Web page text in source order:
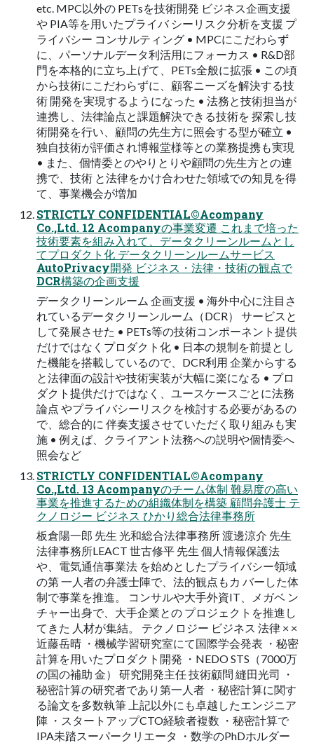
etc. MPC以外の PETsを技術開発 ビジネス企画⽀援
や PIA等を⽤いたプライバ シーリスク分析を⽀援 プ
ライバシー コンサルティング • MPCにこだわらず
に、パーソナルデータ利活⽤にフォーカス • R&D部
⾨を本格的に⽴ち上げて、PETs全般に拡張 • この頃
から技術にこだわらずに、顧客ニーズを解決する技
術 開発を実現するようになった • 法務と技術担当が
連携し、法律論点と課題解決できる技術を 探索し技
術開発を⾏い、顧問の先⽣⽅に照会する型が確⽴ •
独⾃技術が評価され博報堂様等との業務提携も実現
• また、個情委とのやりとりや顧問の先⽣⽅との連
携で、技術 と法律をかけ合わせた領域での知⾒を得
て、事業機会が増加
STRICTLY CONFIDENTIAL©Acompany
Co.,Ltd. 12 Acompanyの事業変遷 これまで培った
技術要素を組み⼊れて、データクリーンルームとし
てプロダクト化 データクリーンルームサービス
AutoPrivacy開発 ビジネス・法律・技術の観点で
DCR構築の企画⽀援
データクリーンルーム 企画⽀援 • 海外中⼼に注⽬さ
れているデータクリーンルーム（DCR） サービスと
して発展させた • PETs等の技術コンポーネント提供
だけではなくプロダクト化 • ⽇本の規制を前提とし
た機能を搭載しているので、DCR利⽤ 企業からする
と法律⾯の設計や技術実装が⼤幅に楽になる • プロ
ダクト提供だけではなく、ユースケースごとに法務
論点 やプライバシーリスクを検討する必要があるの
で、総合的に 伴奏⽀援させていただく取り組みも実
施 • 例えば、クライアント法務への説明や個情委へ
照会など
STRICTLY CONFIDENTIAL©Acompany
Co.,Ltd. 13 Acompanyのチーム体制 難易度の⾼い
事業を推進するための組織体制を構築 顧問弁護⼠ テ
クノロジー ビジネス ひかり総合法律事務所
板倉陽⼀郎 先⽣ 光和総合法律事務所 渡邊涼介 先⽣
法律事務所LEACT 世古修平 先⽣ 個⼈情報保護法
や、電気通信事業法 を始めとしたプライバシー領域
の第 ⼀⼈者の弁護⼠陣で、法的観点もカ バーした体
制で事業を推進。 コンサルや⼤⼿外資IT、メガベ ン
チャー出⾝で、⼤⼿企業との プロジェクトを推進し
てきた ⼈材が集結。 テクノロジー ビジネス 法律 × ×
近藤岳晴 ・機械学習研究室にて国際学会発表 ・秘密
計算を⽤いたプロダクト開発 ・NEDO STS（7000万
の国の補助 ⾦） 研究開発主任 技術顧問 縫⽥光司 ・
秘密計算の研究者であり第⼀⼈者 ・秘密計算に関す
る論⽂を多数執筆 上記以外にも卓越したエンジニア
陣 ・スタートアップCTO経験者複数 ・秘密計算で
IPA未踏スーパークリエータ ・数学のPhDホルダー